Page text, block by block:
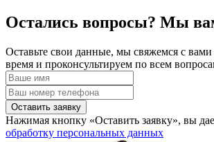
Остались вопросы? Мы
Оставьте свои данные, мы свяжемся с
время и проконсультируем по всем
Оставить заявку
Нажимая кнопку «Оставить заявку», вы
обработку персональных данных